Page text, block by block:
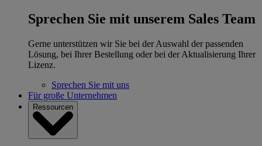
Sprechen Sie mit unserem Sales Team
Gerne unterstützen wir Sie bei der Auswahl der passenden
Lösung, bei Ihrer Bestellung oder bei der Aktualisierung Ihrer
Lizenz.
Sprechen Sie mit uns
Für große Unternehmen
Ressourcen